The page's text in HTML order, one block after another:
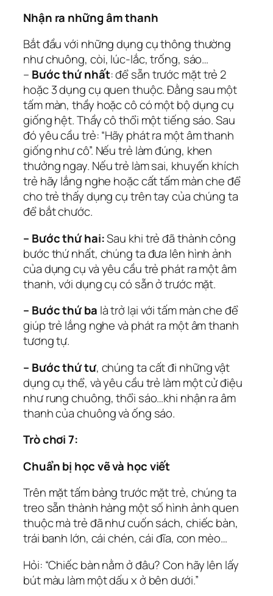
Nhận ra những âm thanh
Bắt đầu với những dụng cụ thông thường
như chuông, còi, lúc-lắc, trống, sáo…
– Bước thứ nhất: để sẵn trước mặt trẻ 2
hoặc 3 dụng cụ quen thuộc. Đằng sau một
tấm màn, thầy hoặc cô có một bộ dụng cụ
giống hệt. Thầy cô thổi một tiếng sáo. Sau
đó yêu cầu trẻ: “Hãy phát ra một âm thanh
giống như cô”. Nếu trẻ làm đúng, khen
thưởng ngay. Nếu trẻ làm sai, khuyến khích
trẻ hãy lắng nghe hoặc cất tấm màn che để
cho trẻ thấy dụng cụ trên tay của chúng ta
để bắt chước.
– Bước thứ hai:Sau khi trẻ đã thành công
bước thứ nhất, chúng ta đưa lên hình ảnh
của dụng cụ và yêu cầu trẻ phát ra một âm
thanh, với dụng cụ có sẵn ở trước mặt.
– Bước thứ ba là trở lại với tấm màn che để
giúp trẻ lắng nghe và phát ra một âm thanh
tương tự.
– Bước thứ tư, chúng ta cất đi những vật
dụng cụ thể, và yêu cầu trẻ làm một cử điệu
như rung chuông, thổi sáo…khi nhận ra âm
thanh của chuông và ống sáo.
Trò chơi 7:
Chuẩn bị học vẽ và học viết
Trên mặt tấm bảng trước mặt trẻ, chúng ta
treo sẵn thành hàng một số hình ảnh quen
thuộc mà trẻ đã như cuốn sách, chiếc bàn,
trái banh lớn, cái chén, cái đĩa, con mèo…
Hỏi: “Chiếc bàn nằm ở đâu? Con hãy lên lấy
bút màu làm một dấu x ở bên dưới.”